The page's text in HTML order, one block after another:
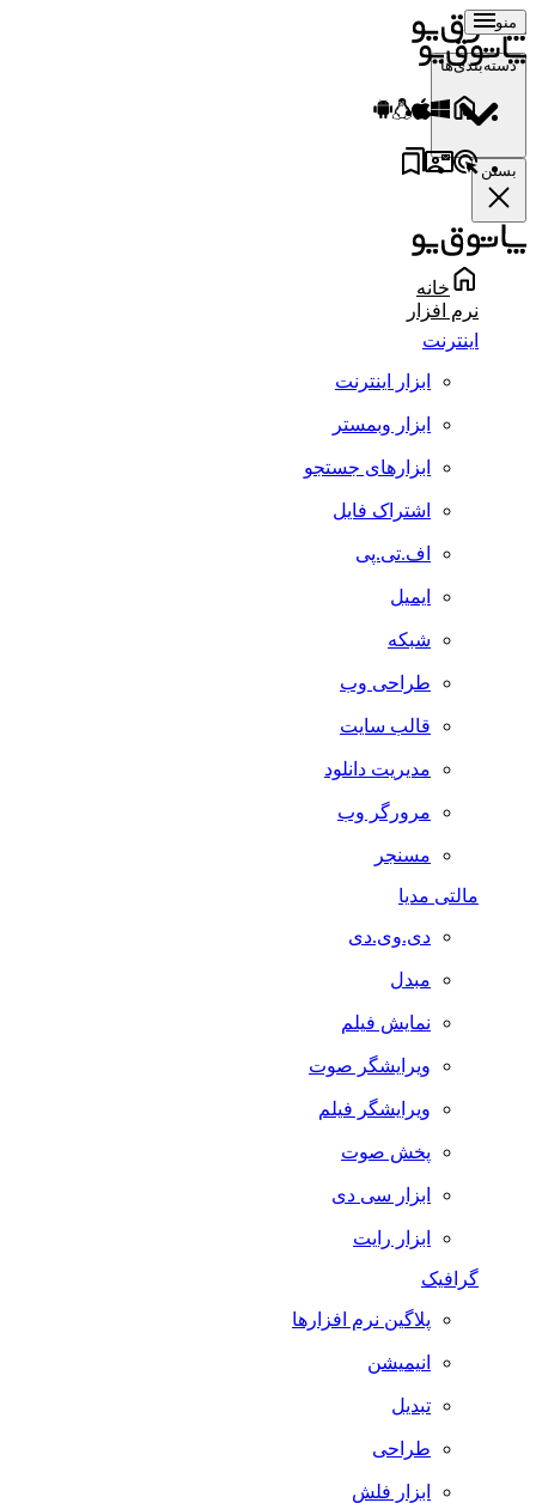
منو
دسته‌بندی‌ها
بستن
خانه
نرم افزار
اینترنت
ابزار اینترنت
ابزار وبمستر
ابزارهای جستجو
اشتراک فایل
اف.تی.پی
ایمیل
شبکه
طراحی وب
قالب سایت
مدیریت دانلود
مرورگر وب
مسنجر
مالتی مدیا
دی.وی.دی
مبدل
نمایش فیلم
ویرایشگر صوت
ویرایشگر فیلم
پخش صوت
ابزار سی دی
ابزار رایت
گرافیک
پلاگین نرم افزارها
انیمیشن
تبدیل
طراحی
ابزار فلش